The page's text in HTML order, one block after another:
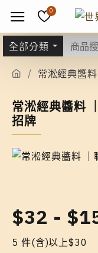
0
全部分類
常淞經典醬
常淞經典醬料
招牌
$32 -
5 件(含)以上$30